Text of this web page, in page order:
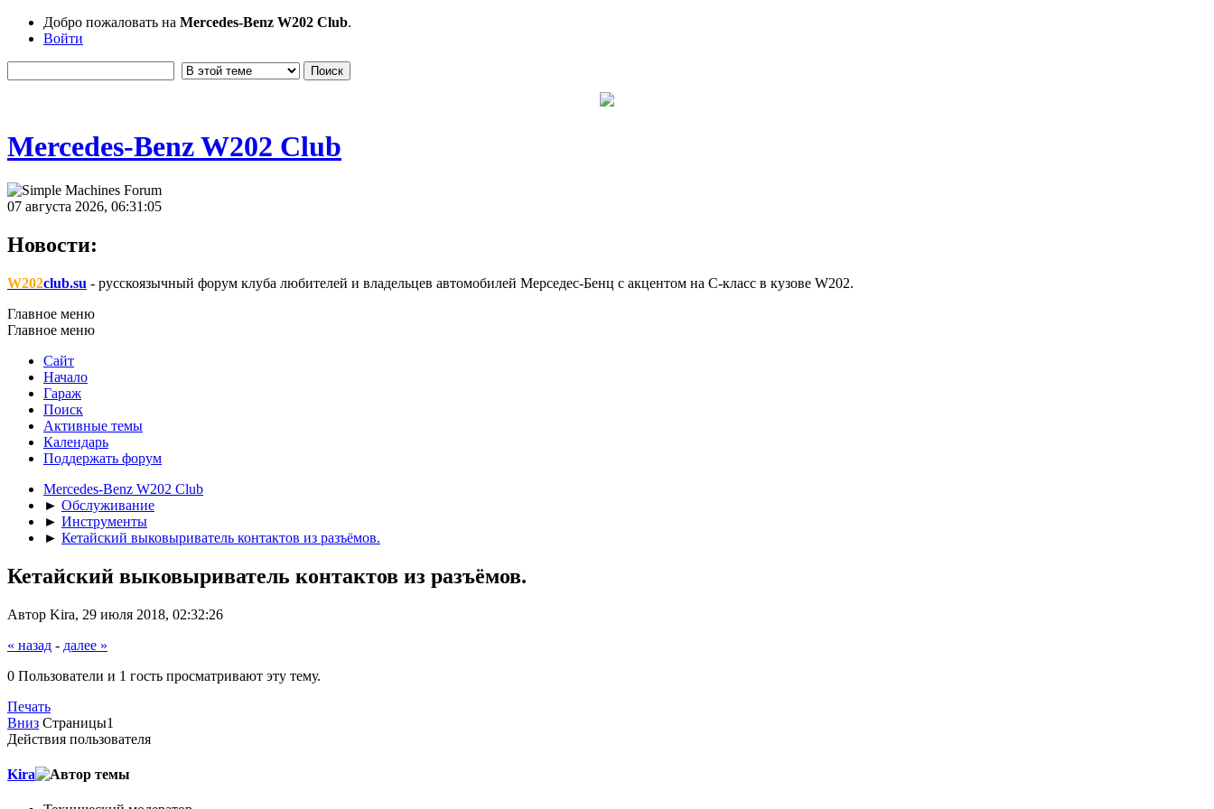
Добро пожаловать на Mercedes-Benz W202 Club.
Войти
Mercedes-Benz W202 Club
07 августа 2026, 06:31:05
Новости:
W202club.su - русскоязычный форум клуба любителей и владельцев автомобилей Мерседес-Бенц с акцентом на C-класс в кузове W202.
Главное меню
Главное меню
Сайт
Начало
Гараж
Поиск
Активные темы
Календарь
Поддержать форум
Mercedes-Benz W202 Club
► Обслуживание
► Инструменты
► Кетайский выковыриватель контактов из разъёмов.
Кетайский выковыриватель контактов из разъёмов.
Автор Kira, 29 июля 2018, 02:32:26
« назад - далее »
0 Пользователи и 1 гость просматривают эту тему.
Печать
Вниз Страницы1
Действия пользователя
Kira